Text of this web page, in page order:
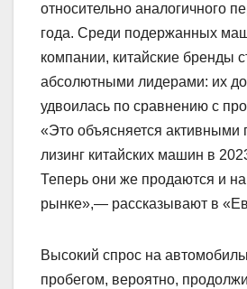
относительно аналогичного
года. Среди подержанных
компании, китайские бренды
абсолютными лидерами: их
удвоилась по сравнению с
«Это объясняется активными
лизинг китайских машин в
Теперь они же продаются и
рынке»,— рассказывают в
Высокий спрос на
пробегом, вероятно,